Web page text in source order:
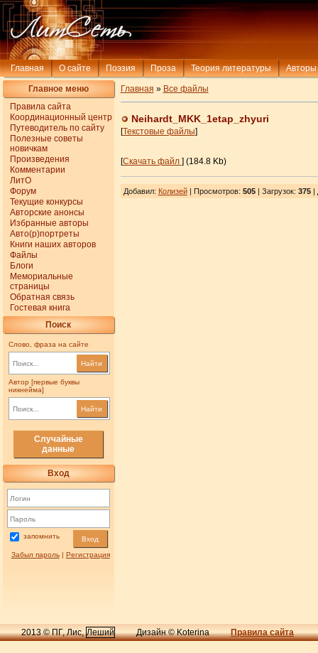
Главная О сайте Поэзия Проза Теория литературы Авторы
Главное меню
Правила сайта
Координационный центр
Путеводитель по сайту
Полезные советы
новичкам
Произведения
Комментарии
ЛитО
Форум
Текущие конкурсы
Авторские анонсы
Избранные авторы
Авто(р)портреты
Книги наших авторов
Файлы
Блоги
Мемориальные
страницы
Обратная связь
Гостевая книга
Поиск
Слово, фраза на сайте
Найти
Автор [первые буквы
никнейма]
Найти
Случайные
данные
Вход
запомнить Вход
Забыл пароль| Регистрация
Главная » Все файлы
Neihardt_MKK_1etap_zhyuri
[Текстовые файлы]
[Скачать файл ] (184.8 Kb)
Добавил: Колизей| Просмотров: 505| Загрузок: 375|
2013 © ПГ, Лис,Леший Дизайн © Koterina Правила сайта